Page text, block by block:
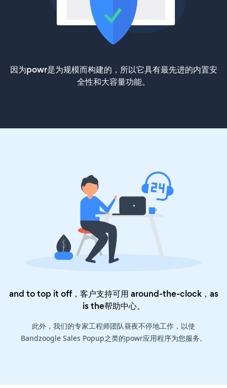
因为powr是为规模而构建的，所以它具有最先进的内置安
全性和大容量功能。
and to top it off，客户支持可用 around-the-clock，as
is the帮助中心。
此外，我们的专家工程师团队昼夜不停地工作，以使
Bandzoogle Sales Popup之类的powr应用程序为您服务。